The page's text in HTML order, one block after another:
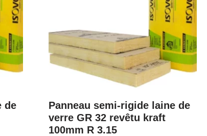
de
Panneau semi-rigide laine de
verre GR 32 revêtu kraft
100mm R 3.15